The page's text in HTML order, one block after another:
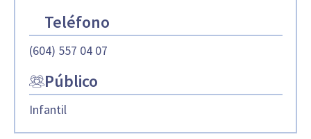
Teléfono
(604) 557 04 07
Público
Infantil